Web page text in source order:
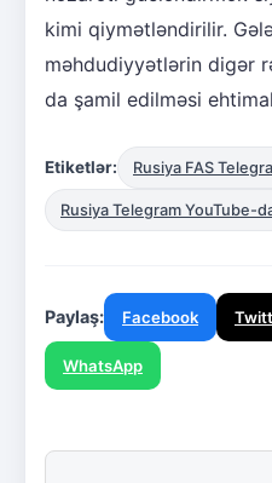
kimi qiymətləndirilir.
məhdudiyyətlərin digər
da şamil edilməsi
Etiketlər: Rusiya FAS
Rusiya Telegram YouTube-
Paylaş: Facebook
WhatsApp